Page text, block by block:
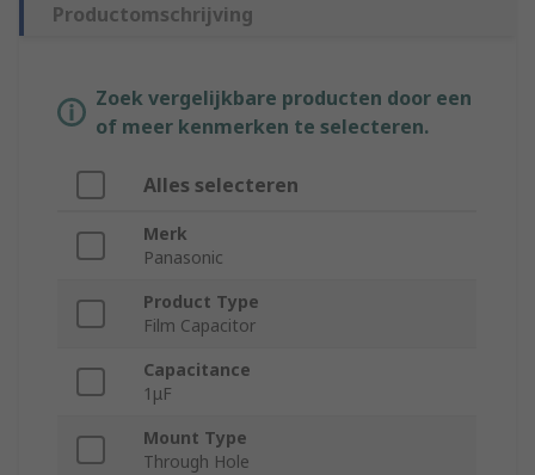
Productomschrijving
Zoek vergelijkbare producten door een
of meer kenmerken te selecteren.
Alles selecteren
Merk
Panasonic
Product Type
Film Capacitor
Capacitance
1μF
Mount Type
Through Hole